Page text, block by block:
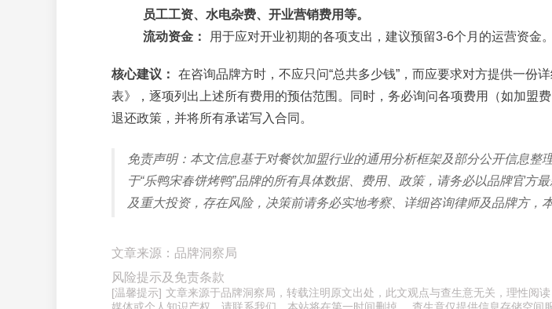
员工工资、水电杂费、开业营销费用等。
流动资金：
用于应对开业初期的各项支出，建议预留3-6个月的运营资金。
核心建议：
在咨询品牌方时，不应只问“总共多少钱”，而应要求对方提供一份
表》，逐项列出上述所有费用的预估范围。同时，务必询问各项费用（如加盟
退还政策，并将所有承诺写入合同。
免责声明：本文信息基于对餐饮加盟行业的通用分析框架及部分公开信息整
于“乐鸭宋春饼烤鸭”品牌的所有具体数据、费用、政策，请务必以品牌官方
及重大投资，存在风险，决策前请务必实地考察、详细咨询律师及品牌方，
文章来源：品牌洞察局
风险提示及免责条款
[温馨提示] 文章来源于品牌洞察局，转载注明原文出处，此文观点与查生意无关，理性阅